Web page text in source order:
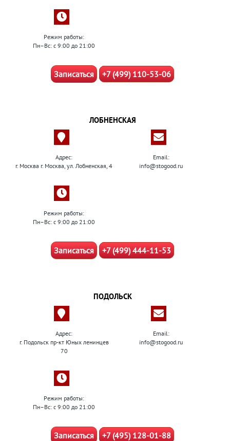
Режим работы:
Пн–Вс: с 9:00 до 21:00
Записаться +7 (499) 110-53-06
ЛОБНЕНСКАЯ
Адрес:
г. Москва г. Москва, ул. Лобненская, 4
Email:
info@stogood.ru
Режим работы:
Пн–Вс: с 9:00 до 21:00
Записаться +7 (499) 444-11-53
ПОДОЛЬСК
Адрес:
г. Подольск пр-кт Юных ленинцев
70
Email:
info@stogood.ru
Режим работы:
Пн–Вс: с 9:00 до 21:00
Записаться +7 (495) 128-01-88